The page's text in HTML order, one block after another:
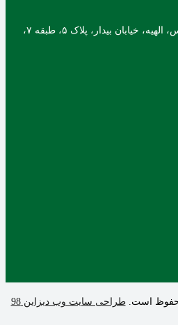
دفتر مرکزی: تهران، اتوبان مدرس، الهیه، خیابان بیدار، پلاک ۵، طبقه ۷،
است.طراحی سایت وب دیزاین 98